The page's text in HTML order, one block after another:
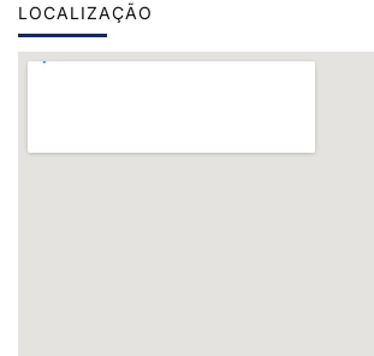
LOCALIZAÇÃO